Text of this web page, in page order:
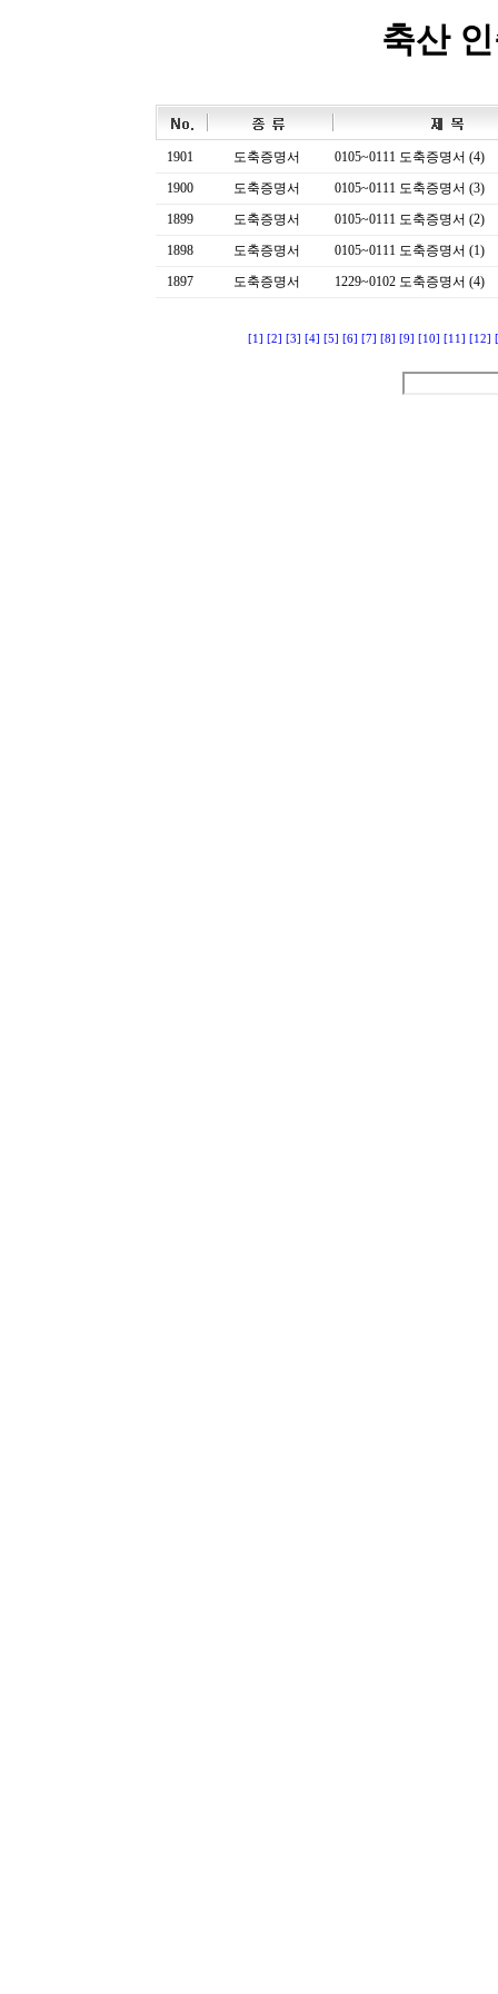
축산
1901 도축증명서
0105~0111 도축증명서 (4)
1900
도축증명서
0105~0111 도축증명서 (3)
1899
도축증명서
0105~0111 도축증명서 (2)
1898
도축증명서
0105~0111 도축증명서 (1)
1897
도축증명서 1229~0102 도축증명서 (4)
[1] [2] [3] [4] [5] [6] [7] [8] [9] [10] [11] [12]